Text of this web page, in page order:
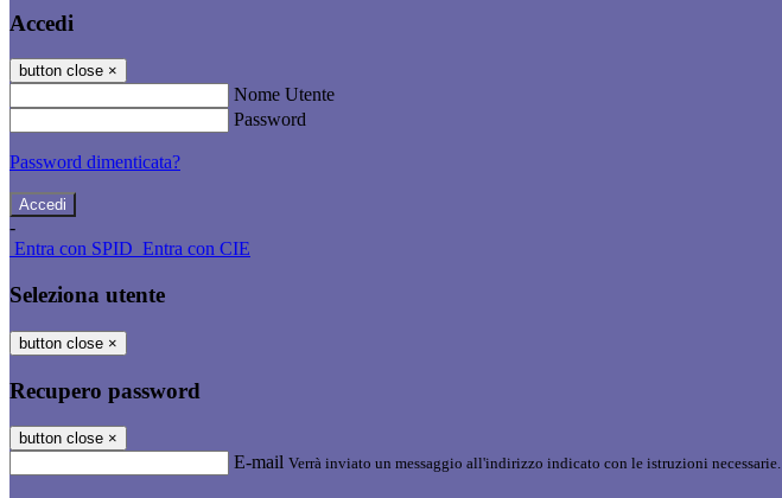
Accedi
button close ×
Nome Utente
Password
Password dimenticata?
-
Entra con SPID Entra con CIE
Seleziona utente
button close ×
Recupero password
button close ×
E-mail Verrà inviato un messaggio all'indirizzo indicato con le istruzioni necessarie.